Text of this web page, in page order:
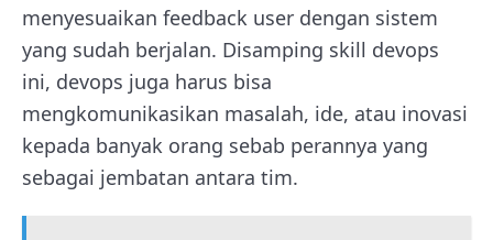
menyesuaikan feedback user dengan sistem
yang sudah berjalan. Disamping skill devops
ini, devops juga harus bisa
mengkomunikasikan masalah, ide, atau inovasi
kepada banyak orang sebab perannya yang
sebagai jembatan antara tim.